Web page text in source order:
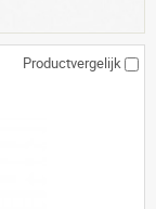
Productvergelijk